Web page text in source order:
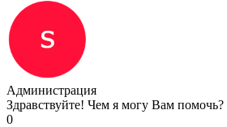
Администрация
Здравствуйте! Чем я могу Вам помочь?
0